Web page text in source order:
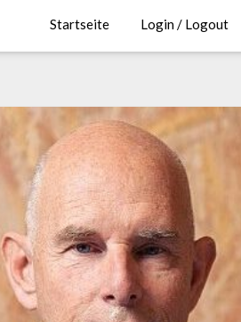
Startseite Login / Logout